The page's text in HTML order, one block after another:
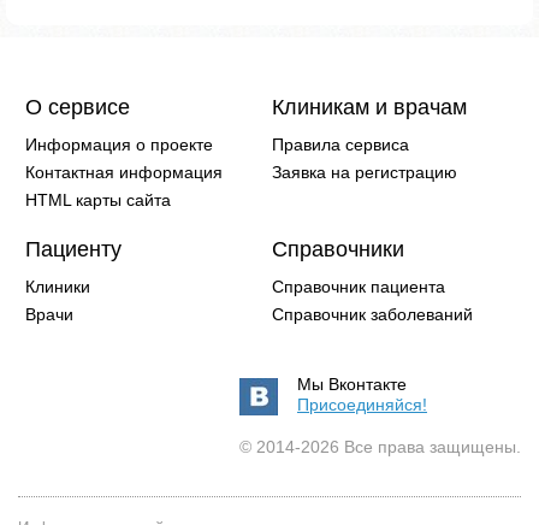
О сервисе
Информация о проекте
Контактная информация
HTML карты сайта
Клиникам и врачам
Правила сервиса
Заявка на регистрацию
Пациенту
Клиники
Врачи
Справочники
Справочник пациента
Справочник заболеваний
Мы Вконтакте
Присоединяйся!
© 2014-2026 Все права защищены.